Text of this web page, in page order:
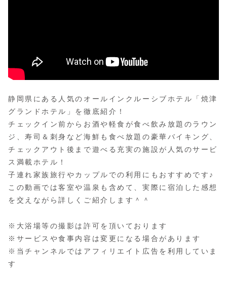
静岡県にある人気のオールインクルーシブホテル「焼津
グランドホテル」を徹底紹介！
チェックイン前からお酒や軽食が食べ飲み放題のラウン
ジ、寿司＆刺身など海鮮も食べ放題の豪華バイキング、
チェックアウト後まで遊べる充実の施設が人気のサービ
ス満載ホテル！
子連れ家族旅行やカップルでの利用にもおすすめです♪
この動画では客室や温泉も含めて、実際に宿泊した感想
を交えながら詳しくご紹介します＾＾
※大浴場等の撮影は許可を頂いております
※サービスや食事内容は変更になる場合があります
※当チャンネルではアフィリエイト広告を利用していま
す